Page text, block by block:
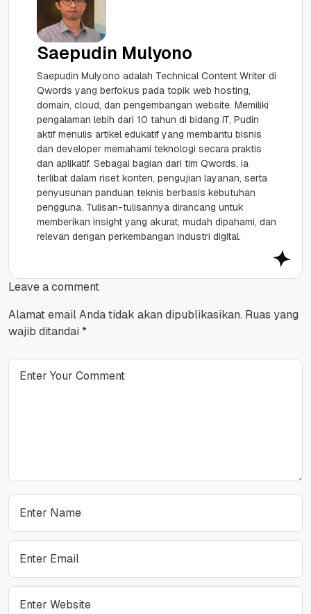
Saepudin Mulyono
Saepudin Mulyono adalah Technical Content Writer di
Qwords yang berfokus pada topik web hosting,
domain, cloud, dan pengembangan website. Memiliki
pengalaman lebih dari 10 tahun di bidang IT, Pudin
aktif menulis artikel edukatif yang membantu bisnis
dan developer memahami teknologi secara praktis
dan aplikatif. Sebagai bagian dari tim Qwords, ia
terlibat dalam riset konten, pengujian layanan, serta
penyusunan panduan teknis berbasis kebutuhan
pengguna. Tulisan-tulisannya dirancang untuk
memberikan insight yang akurat, mudah dipahami, dan
relevan dengan perkembangan industri digital.
Leave a comment
Alamat email Anda tidak akan dipublikasikan. Ruas yang
wajib ditandai *